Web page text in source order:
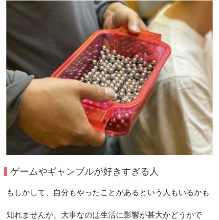
ゲームやギャンブルが好きすぎる人
もしかして、自分もやったことがあるという人もいるかも
知れませんが、大事なのは生活に影響が甚大かどうかで